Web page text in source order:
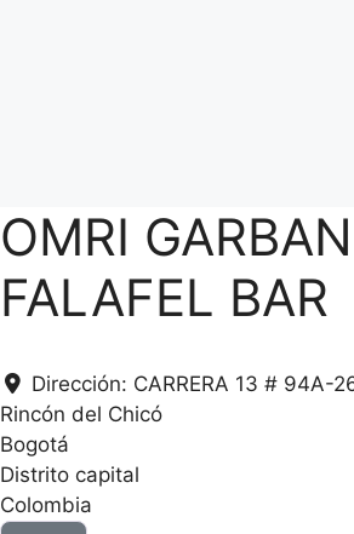
OMRI
FALAFEL BAR
Dirección: CARRERA 13 # 94A-
Rincón del Chicó
Bogotá
Distrito capital
Colombia